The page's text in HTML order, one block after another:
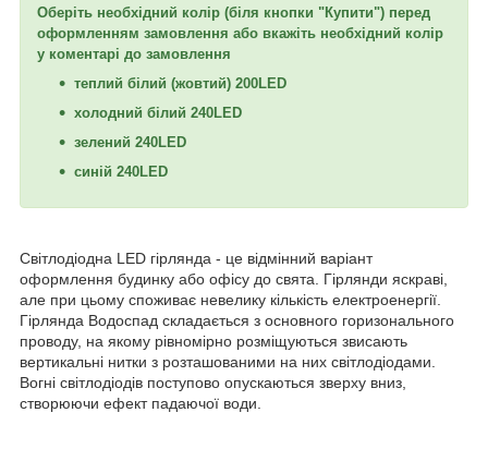
Оберіть необхідний колір (біля кнопки "Купити") перед
оформленням замовлення або вкажіть необхідний колір
у коментарі до замовлення
теплий білий (жовтий) 200LED
холодний білий 240LED
зелений 240LED
синій 240LED
Світлодіодна LED гірлянда - це відмінний варіант
оформлення будинку або офісу до свята. Гірлянди яскраві,
але при цьому споживає невелику кількість електроенергії.
Гірлянда Водоспад складається з основного горизонального
проводу, на якому рівномірно розміщуються звисають
вертикальні нитки з розташованими на них світлодіодами.
Вогні світлодіодів поступово опускаються зверху вниз,
створюючи ефект падаючої води.